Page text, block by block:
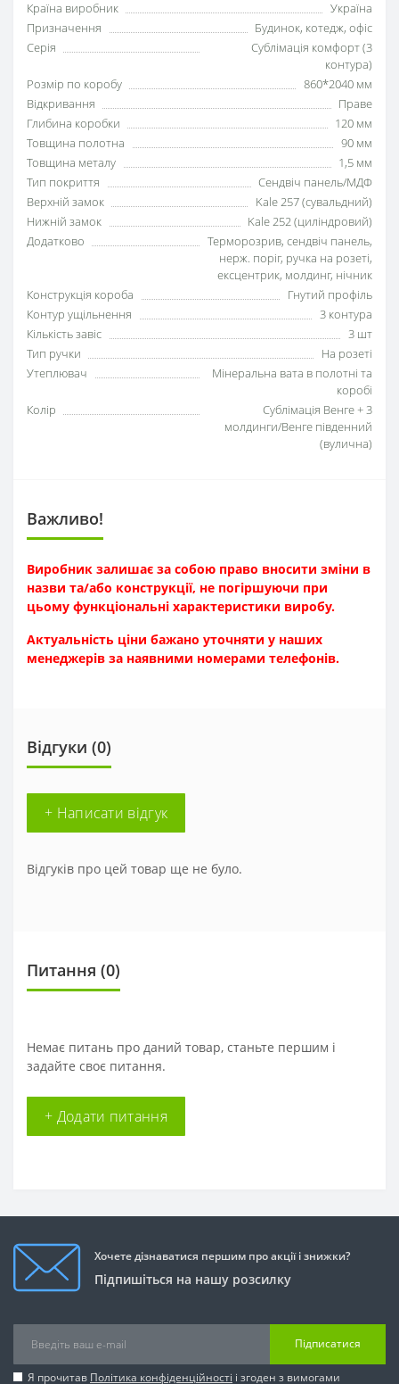
Країна виробник
Україна
Призначення
Будинок, котедж, офіс
Серія
Сублімація комфорт (3
контура)
Розмір по коробу
860*2040 мм
Відкривання
Праве
Глибина коробки
120 мм
Товщина полотна
90 мм
Товщина металу
1,5 мм
Тип покриття
Сендвіч панель/МДФ
Верхній замок
Kale 257 (сувальдний)
Нижній замок
Kale 252 (циліндровий)
Додатково
Терморозрив, сендвіч панель,
нерж. поріг, ручка на розеті,
ексцентрик, молдинг, нічник
Конструкція короба
Гнутий профіль
Контур ущільнення
3 контура
Кількість завіс
3 шт
Тип ручки
На розеті
Утеплювач
Мінеральна вата в полотні та
коробі
Колір
Сублімація Венге + 3
молдинги/Венге південний
(вулична)
Важливо!
Виробник залишає за собою право вносити зміни в
назви та/або конструкції, не погіршуючи при
цьому функціональні характеристики виробу.
Актуальність ціни бажано уточняти у наших
менеджерів за наявними номерами телефонів.
Відгуки (0)
+ Написати відгук
Відгуків про цей товар ще не було.
Питання (0)
Немає питань про даний товар, станьте першим і
задайте своє питання.
+ Додати питання
Хочете дізнаватися першим про акції і знижки?
Підпишіться на нашу розсилку
Підписатися
Я прочитав Політика конфіденційності і згоден з вимогами